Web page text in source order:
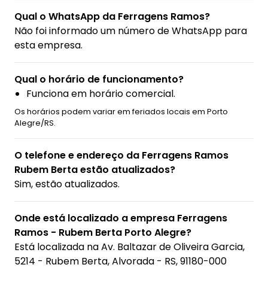
Qual o WhatsApp da Ferragens Ramos?
Não foi informado um número de WhatsApp para
esta empresa.
Qual o horário de funcionamento?
Funciona em horário comercial.
Os horários podem variar em feriados locais em Porto
Alegre/RS.
O telefone e endereço da Ferragens Ramos
Rubem Berta estão atualizados?
Sim, estão atualizados.
Onde está localizado a empresa Ferragens
Ramos - Rubem Berta Porto Alegre?
Está localizada naAv. Baltazar de Oliveira Garcia,
5214 - Rubem Berta, Alvorada - RS, 91180-000